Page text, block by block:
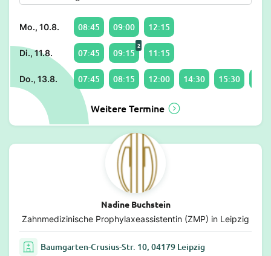
Mo., 10.8. 08:45 09:00 12:15
Di., 11.8. 07:45 09:15
2
11:15
Do., 13.8. 07:45 08:15 12:00 14:30 15:30
Weitere Termine
Nadine Buchstein
Zahnmedizinische Prophylaxeassistentin (ZMP) in Leipzig
Baumgarten-Crusius-Str. 10, 04179 Leipzig